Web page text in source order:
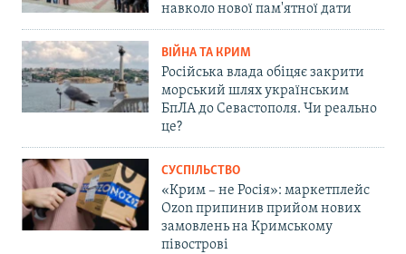
навколо нової пам'ятної дати
ВІЙНА ТА КРИМ
Російська влада обіцяє закрити
морський шлях українським
БпЛА до Севастополя. Чи реально
це?
СУСПІЛЬСТВО
«Крим – не Росія»: маркетплейс
Ozon припинив прийом нових
замовлень на Кримському
півострові